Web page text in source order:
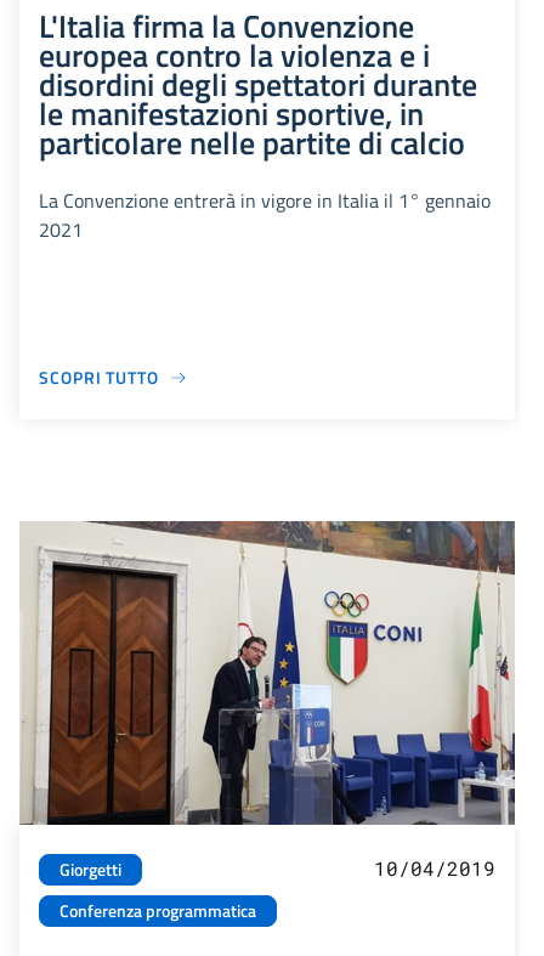
L'Italia firma la Convenzione
europea contro la violenza e i
disordini degli spettatori durante
le manifestazioni sportive, in
particolare nelle partite di calcio
La Convenzione entrerà in vigore in Italia il 1° gennaio
2021
SCOPRI TUTTO
Giorgetti
Conferenza programmatica
10/04/2019